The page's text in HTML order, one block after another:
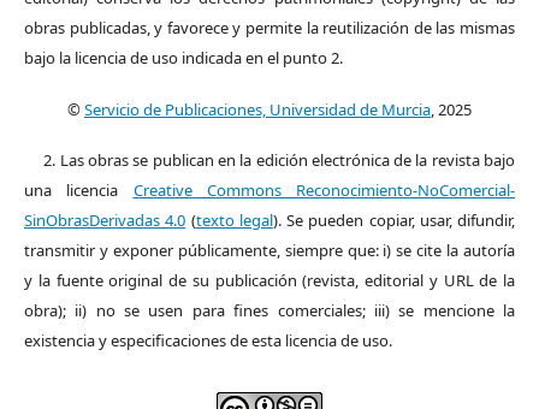
obras publicadas, y favorece y permite la reutilización de las mismas
bajo la licencia de uso indicada en el punto 2.
©Servicio de Publicaciones, Universidad de Murcia, 2025
2. Las obras se publican en la edición electrónica de la revista bajo
una licencia Creative Commons Reconocimiento-NoComercial-
SinObrasDerivadas 4.0 (texto legal). Se pueden copiar, usar, difundir,
transmitir y exponer públicamente, siempre que: i) se cite la autoría
y la fuente original de su publicación (revista, editorial y URL de la
obra); ii) no se usen para fines comerciales; iii) se mencione la
existencia y especificaciones de esta licencia de uso.